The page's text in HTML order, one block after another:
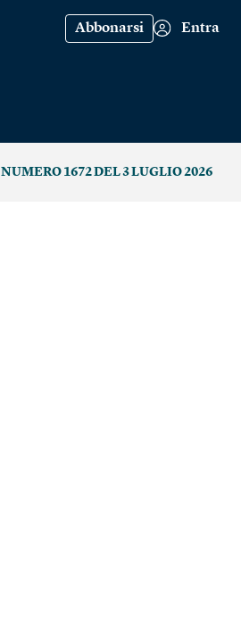
Abbonarsi Entra
NUMERO 1672 DEL 3 LUGLIO 2026